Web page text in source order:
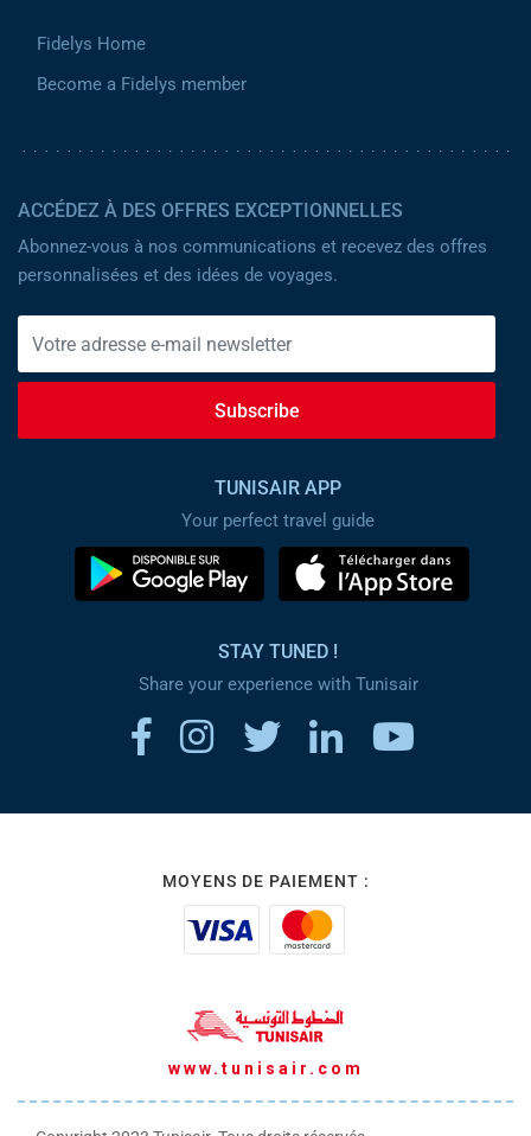
Fidelys Home
Become a Fidelys member
ACCÉDEZ À DES OFFRES EXCEPTIONNELLES
Abonnez-vous à nos communications et recevez des offres
personnalisées et des idées de voyages.
Subscribe
TUNISAIR APP
Your perfect travel guide
STAY TUNED !
Share your experience with Tunisair
MOYENS DE PAIEMENT :
www.tunisair.com